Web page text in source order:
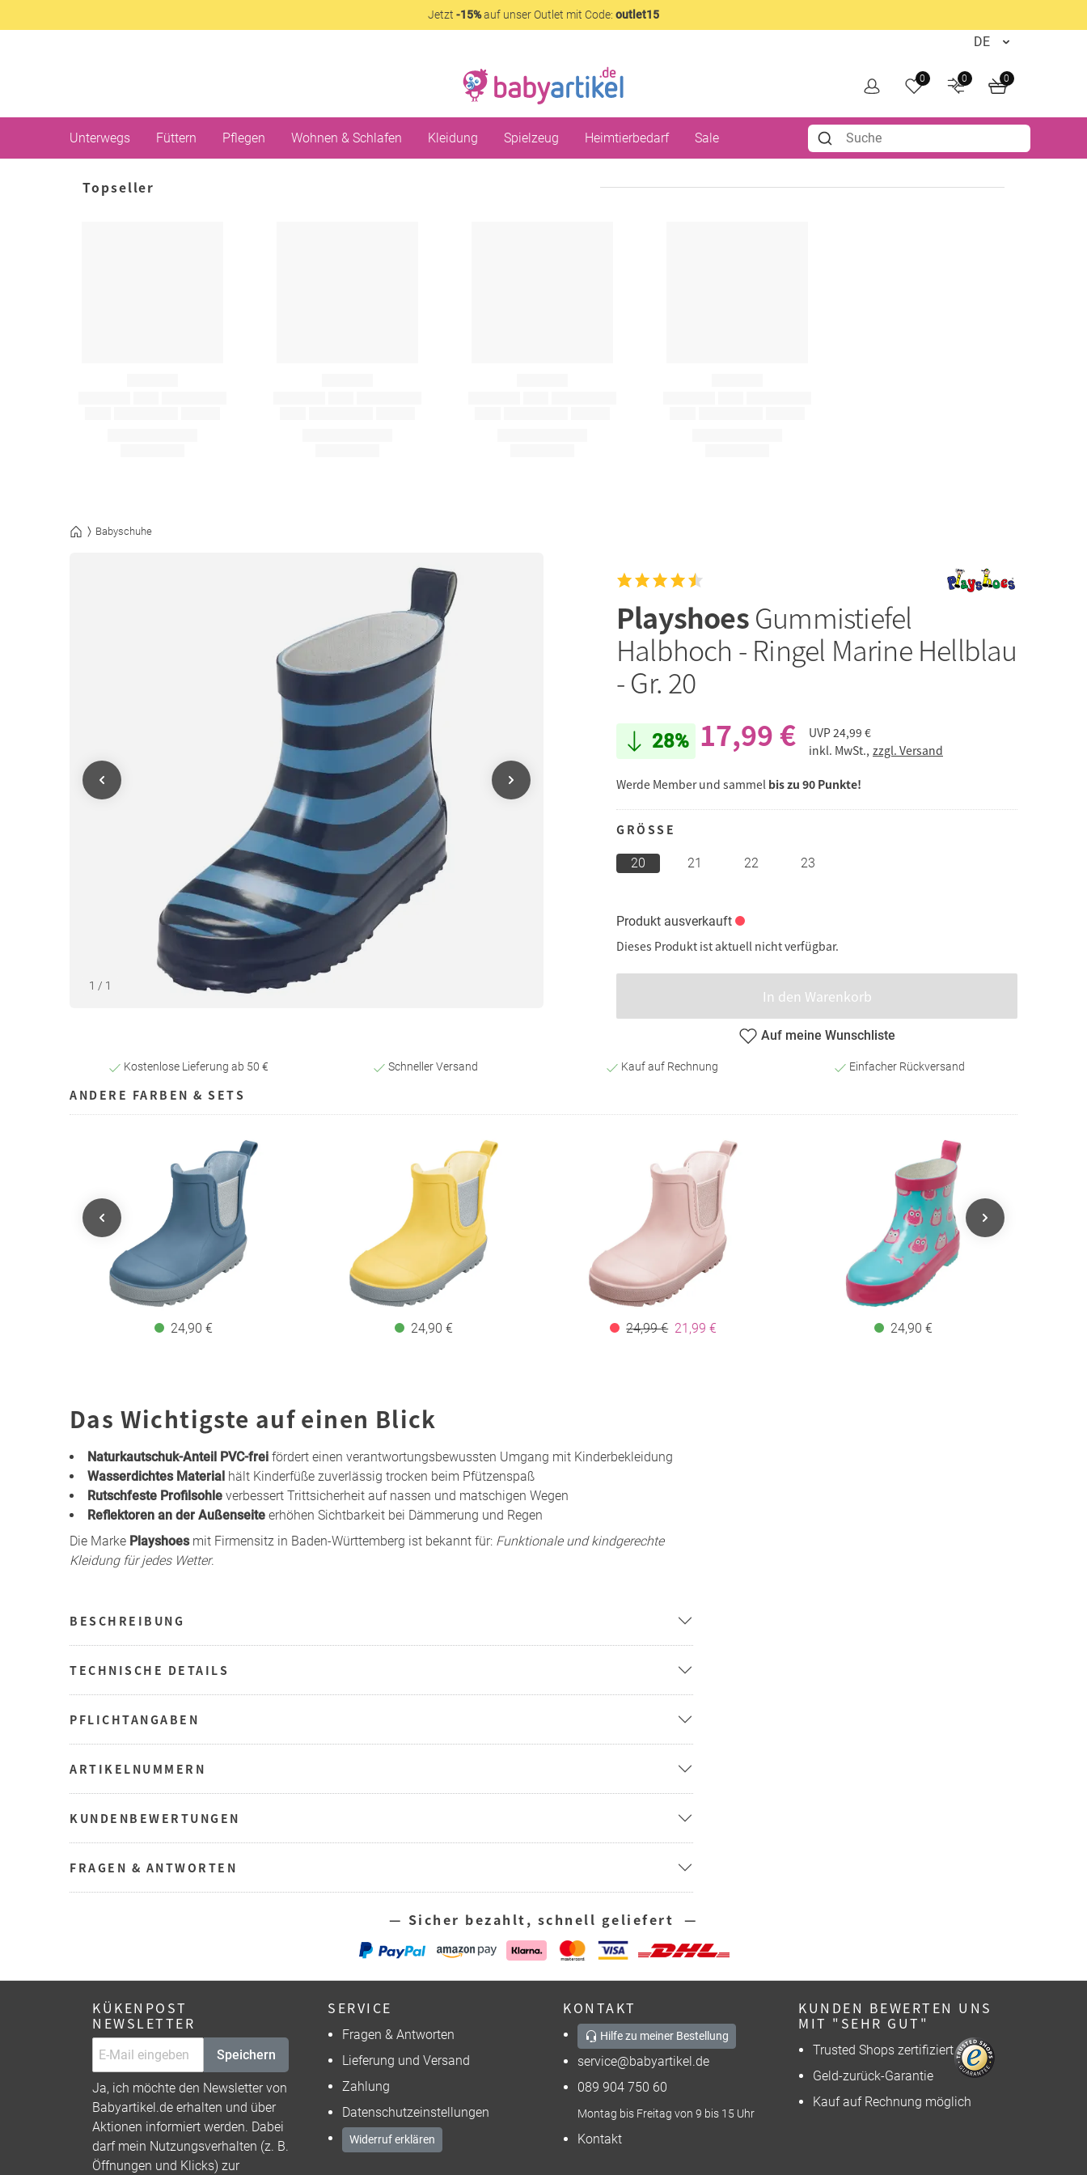
Jetzt -15%auf unser Outlet mit Code: outlet15
0 0 0
Unterwegs Füttern Pflegen Wohnen & Schlafen Kleidung Spielzeug Heimtierbedarf Sale
Topseller
Babyschuhe
1 / 1
PlayshoesGummistiefel
Halbhoch - Ringel Marine Hellblau
- Gr. 20
28% 17,99 € UVP24,99 €
inkl. MwSt., zzgl. Versand
Werde Member und sammel bis zu 90 Punkte!
GRÖSSE
20 21 22 23
Produkt ausverkauft
Dieses Produkt ist aktuell nicht verfügbar.
In den Warenkorb
Auf meine Wunschliste
Kostenlose Lieferung ab 50 € Schneller Versand Kauf auf Rechnung Einfacher Rückversand
ANDERE FARBEN & SETS
24,90 € 24,90 € 24,99 € 21,99 € 24,90 €
Das Wichtigste auf einen Blick
Naturkautschuk-Anteil PVC-frei fördert einen verantwortungsbewussten Umgang mit Kinderbekleidung
Wasserdichtes Material hält Kinderfüße zuverlässig trocken beim Pfützenspaß
Rutschfeste Profilsohle verbessert Trittsicherheit auf nassen und matschigen Wegen
Reflektoren an der Außenseite erhöhen Sichtbarkeit bei Dämmerung und Regen
Die Marke Playshoesmit Firmensitz in Baden-Württemberg ist bekannt für: Funktionale und kindgerechte
Kleidung für jedes Wetter.
BESCHREIBUNG
TECHNISCHE DETAILS
PFLICHTANGABEN
ARTIKELNUMMERN
KUNDENBEWERTUNGEN
FRAGEN & ANTWORTEN
— Sicher bezahlt, schnell geliefert —
KÜKENPOST
NEWSLETTER
Speichern
Ja, ich möchte den Newsletter von
Babyartikel.de erhalten und über
Aktionen informiert werden. Dabei
darf mein Nutzungsverhalten (z. B.
Öffnungen und Klicks) zur
SERVICE
Fragen & Antworten
Lieferung und Versand
Zahlung
Datenschutzeinstellungen
Widerruf erklären
KONTAKT
Hilfe zu meiner Bestellung
service@babyartikel.de
089 904 750 60
Montag bis Freitag von 9 bis 15 Uhr
Kontakt
KUNDEN BEWERTEN UNS
MIT "SEHR GUT"
Trusted Shops zertifiziert
Geld-zurück-Garantie
Kauf auf Rechnung möglich